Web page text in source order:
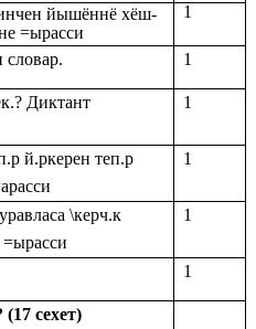
йышённё хёш-
=ырасси
1
1
Диктант
1
й.ркерен теп.р
1
\керч.к
=ырасси
1
1
(17 сехет)